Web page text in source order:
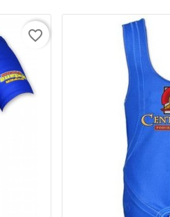
favorite_border